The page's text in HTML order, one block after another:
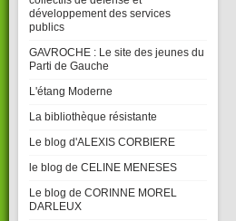
développement des services
publics
GAVROCHE : Le site des jeunes du
Parti de Gauche
L'étang Moderne
La bibliothèque résistante
Le blog d'ALEXIS CORBIERE
le blog de CELINE MENESES
Le blog de CORINNE MOREL
DARLEUX